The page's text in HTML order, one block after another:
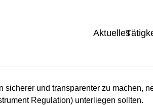
Aktuelles
und transparenter zu machen,
Regulation) unterliegen sollten.